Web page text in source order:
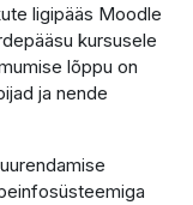
ligipääs Moodle
kursusele
lõppu on
ja nende